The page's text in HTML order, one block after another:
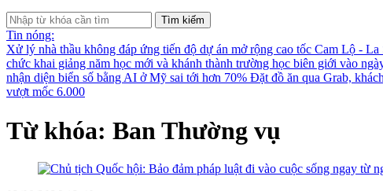
Tìm kiếm
Tin nóng:
Xử lý nhà thầu không đáp ứng tiến độ dự án mở rộng cao tốc Cam Lộ - La
chức khai giảng năm học mới và khánh thành trường học biên giới vào
nhận diện biển số bằng AI ở Mỹ sai tới hơn 70% Đặt đồ ăn qua Grab,
vượt mốc 6.000
Từ khóa: Ban Thường vụ